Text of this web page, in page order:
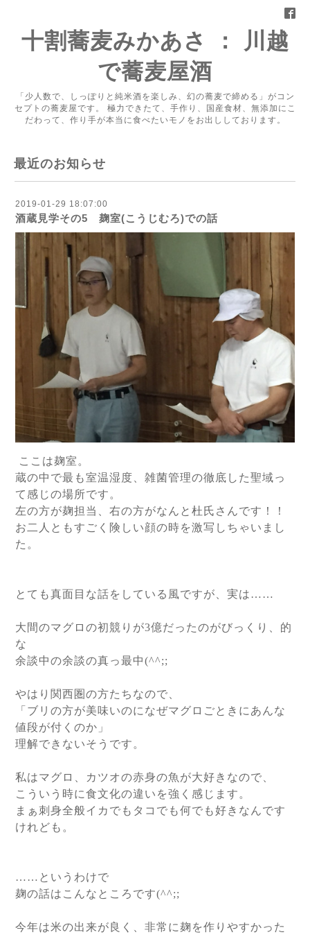
十割蕎麦みかあさ ： 川越
で蕎麦屋酒
「少人数で、しっぽりと純米酒を楽しみ、幻の蕎麦で締める」がコン
セプトの蕎麦屋です。 極力できたて、手作り、国産食材、無添加にこ
だわって、作り手が本当に食べたいモノをお出ししております。
最近のお知らせ
2019-01-29 18:07:00
酒蔵見学その5 麹室(こうじむろ)での話
ここは麹室。
蔵の中で最も室温湿度、雑菌管理の徹底した聖域っ
て感じの場所です。
左の方が麹担当、右の方がなんと杜氏さんです！！
お二人ともすごく険しい顔の時を激写しちゃいまし
た。
とても真面目な話をしている風ですが、実は……
大間のマグロの初競りが3億だったのがびっくり、的
な
余談中の余談の真っ最中(^^;;
やはり関西圏の方たちなので、
「ブリの方が美味いのになぜマグロごときにあんな
値段が付くのか」
理解できないそうです。
私はマグロ、カツオの赤身の魚が大好きなので、
こういう時に食文化の違いを強く感じます。
まぁ刺身全般イカでもタコでも何でも好きなんです
けれども。
……というわけで
麹の話はこんなところです(^^;;
今年は米の出来が良く、非常に麹を作りやすかった